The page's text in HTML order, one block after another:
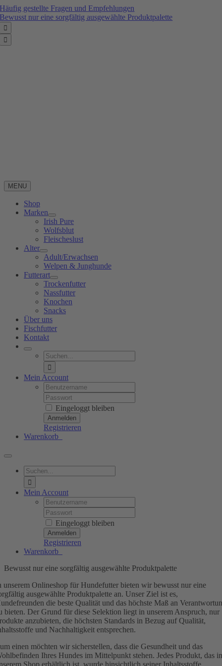
Zum
Inhalt
springen
Häufig gestellte Fragen und Empfehlungen
Bewusst nur eine sorgfältig ausgewählte Produktpalette


MENU
Shop
Marken
Irish Pure
Wolfsblut
Fleischeslust
Alter
Adult/Erwachsen
Welpen & Junghunde
Futterart
Trockenfutter
Nassfutter
Knochen
Snacks
Über uns
Fischfutter
Kontakt
Suche
nach:
Mein Account
Username:
Password:
Eingeloggt bleiben
Registrieren
Warenkorb
Toggle
Navigation
Suche
nach:
Mein Account
Username:
Password:
Eingeloggt bleiben
Registrieren
Warenkorb
Bewusst nur eine sorgfältig ausgewählte Produktpalette
unserem Onlineshop für Hundefutter bieten wir bewusst nur eine
ausgewählte Produktpalette an. Unser Ziel ist es,
die beste Qualität und das höchste Maß an
bieten. Der Grund für diese Selektion liegt in unserem Anspruch, nur
anzubieten, die höchsten Standards in Bezug auf Qualität,
und Nachhaltigkeit entsprechen.
einen möchten wir sicherstellen, dass die Gesundheit und das
Ihres Hundes im Mittelpunkt stehen. Jedes Produkt, das
Shop erhältlich ist, wurde hinsichtlich seiner Inhaltsstoffe